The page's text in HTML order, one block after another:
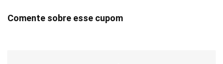
Comente sobre esse cupom